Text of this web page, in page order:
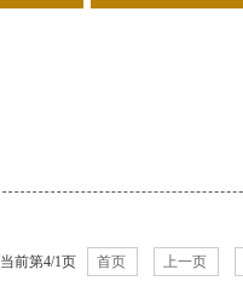
当前第4/1页 首页 上一页